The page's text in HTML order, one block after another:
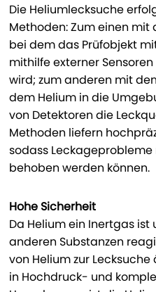
Die Heliumlecksuche
Methoden: Zum einen mit
bei dem das Prüfobjekt
mithilfe externer
wird; zum anderen mit
dem Helium in die
von Detektoren die
Methoden liefern
sodass
behoben werden können.
Hohe Sicherheit
Da Helium ein Inertgas
anderen Substanzen
von Helium zur
in Hochdruck- und